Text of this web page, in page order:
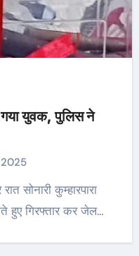
युवक, पुलिस ने
2025
हुए गिरफ्तार कर जेल…